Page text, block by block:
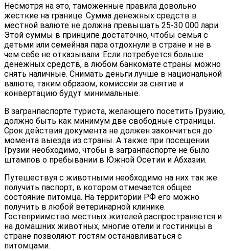
Несмотря на это, таможенные правила довольно
жесткие на границе. Сумма денежных средств в
местной валюте не должна превышать 25-30 000 лари.
Этой суммы в принципе достаточно, чтобы семья с
детьми или семейная пара отдохнули в стране и не в
чем себе не отказывали. Если потребуется больше
денежных средств, в любом банкомате страны можно
снять наличные. Снимать деньги лучше в национальной
валюте, таким образом, комиссии за снятие и
конвертацию будут минимальные.
В загранпаспорте туриста, желающего посетить Грузию,
должно быть как минимум две свободные страницы.
Срок действия документа не должен закончиться до
момента выезда из страны. А также при посещении
Грузии необходимо, чтобы в загранпаспорте не было
штампов о пребывании в Южной Осетии и Абхазии.
Путешествуя с животными необходимо на них так же
получить паспорт, в котором отмечается общее
состояние питомца. На территории РФ его можно
получить в любой ветеринарной клинике.
Гостеприимство местных жителей распространяется и
на домашних животных, многие отели и гостиницы в
стране позволяют гостям останавливаться с
питомцами.